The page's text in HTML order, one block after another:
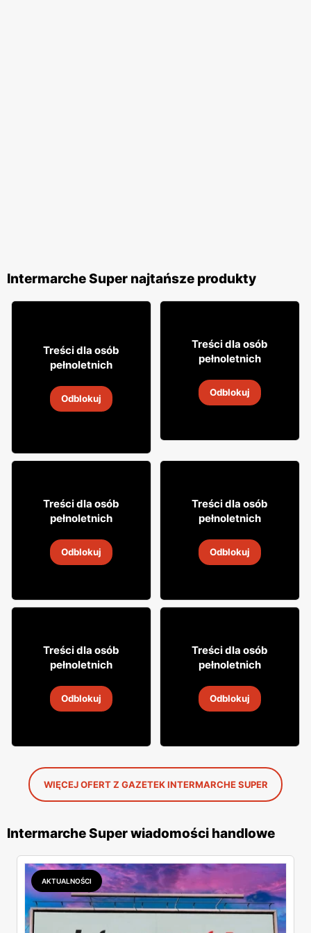
Intermarche Super najtańsze produkty
23 99
Wódka smakowa Lubelska
12 sie 2026
Treści dla osób
pełnoletnich
Odblokuj
26 99
12 sie 2026
Treści dla osób
pełnoletnich
Odblokuj
44 99
12 sie 2026
Treści dla osób
pełnoletnich
Odblokuj
8999
12 sie 2026
Treści dla osób
pełnoletnich
Odblokuj
49 99
12 sie 2026
Treści dla osób
pełnoletnich
Odblokuj
59 99
12 sie 2026
Treści dla osób
pełnoletnich
Odblokuj
WIĘCEJ OFERT Z GAZETEK INTERMARCHE SUPER
Intermarche Super wiadomości handlowe
AKTUALNOŚCI